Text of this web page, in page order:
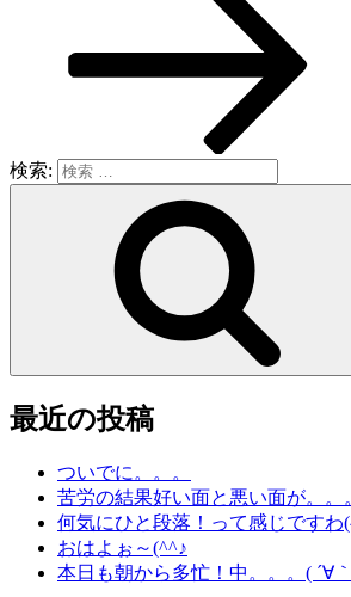
検索:
最近の投稿
ついでに。。。
苦労の結果好い面と悪い面が。。
何気にひと段落！って感じですわ
おはよぉ～(^^♪
本日も朝から多忙！中。。。( ´∀